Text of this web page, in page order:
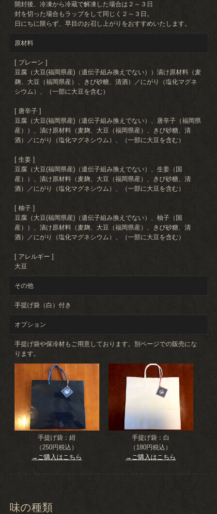
開封後、冷凍から冷蔵で解凍した場合は２～３日
封を切った場合もラップをして同じく２～３日。
日にちに限らず、早目のお召し上がりをおすすめいたします。
原材料
[ プレーン ]
豆腐（大豆(福岡県産)（遺伝子組み換えでない））漬け原材料（麦
麹、大豆（福岡県産）、きび砂糖、清酒）／にがり（塩化マグネ
シウム）、（一部に大豆を含む）
[ 唐辛子 ]
豆腐（大豆(福岡県産)（遺伝子組み換えでない）、唐辛子（福岡県
産））、漬け原材料（麦麹、大豆（福岡県産）、きび砂糖、清
酒）／にがり（塩化マグネシウム）、（一部に大豆を含む）
[ 生姜 ]
豆腐（大豆(福岡県産)（遺伝子組み換えでない）、生姜（国
産））、漬け原材料（麦麹、大豆（福岡県産）、きび砂糖、清
酒）／にがり（塩化マグネシウム）、（一部に大豆を含む）
[ 柚子 ]
豆腐（大豆(福岡県産)（遺伝子組み換えでない）、柚子（国
産））、漬け原材料（麦麹、大豆（福岡県産）、きび砂糖、清
酒）／にがり（塩化マグネシウム）、（一部に大豆を含む）
[ アレルギー ]
大豆
その他
手提げ袋（白）付き
オプション
手提げ袋や保冷材もご用意しております。別ページでの販売にな
ります。
手提げ袋：紺
（250円税込）
→ご購入はこちら
手提げ袋：白
（180円税込）
→ご購入はこちら
味の種類